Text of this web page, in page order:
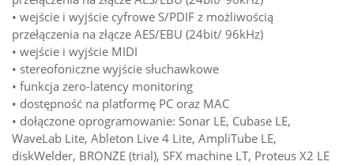
• wejście i wyjście cyfrowe S/PDIF z możliwością
przełączenia na złącze AES/EBU (24bit/ 96kHz)
• wejście i wyjście MIDI
• stereofoniczne wyjście słuchawkowe
• funkcja zero-latency monitoring
• dostępność na platformę PC oraz MAC
• dołączone oprogramowanie: Sonar LE, Cubase LE,
WaveLab Lite, Ableton Live 4 Lite, AmpliTube LE,
diskWelder, BRONZE (trial), SFX machine LT, Proteus X2 LE